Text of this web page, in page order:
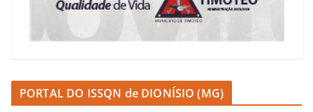
PORTAL DO ISSQN de DIONÍSIO (MG)